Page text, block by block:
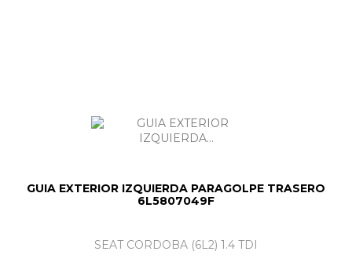
GUIA EXTERIOR IZQUIERDA PARAGOLPE TRASERO
6L5807049F
SEAT CORDOBA (6L2) 1.4 TDI